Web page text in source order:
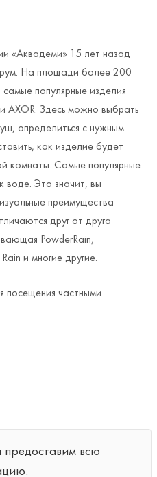
«Аквадеми» 15 лет назад
На площади более 200
популярные изделия
AXOR. Здесь можно выбрать
определиться с нужным
как изделие будет
комнаты. Самые популярные
воде. Это значит, вы
преимущества
друг от друга
PowderRain,
и многие другие.
посещения частными
предоставим всю